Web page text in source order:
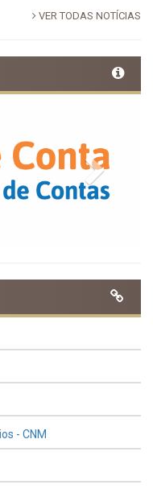
VER TODAS NOTÍCIAS
Next
- CNM